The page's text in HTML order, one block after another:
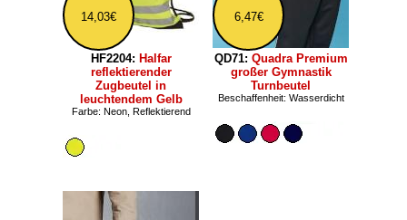
14,03€
HF2204: Halfar
reflektierender
Zugbeutel in
leuchtendem Gelb
Farbe: Neon, Reflektierend
6,47€
QD71: Quadra Premium
großer Gymnastik
Turnbeutel
Beschaffenheit: Wasserdicht